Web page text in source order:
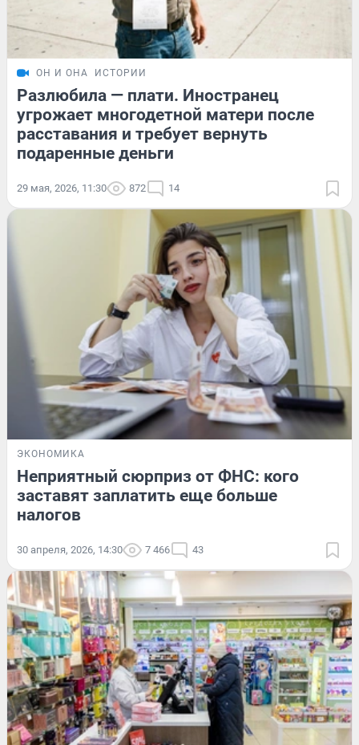
ОН И ОНА ИСТОРИИ
Разлюбила — плати. Иностранец
угрожает многодетной матери после
расставания и требует вернуть
подаренные деньги
29 мая, 2026, 11:30 872 14
ЭКОНОМИКА
Неприятный сюрприз от ФНС: кого
заставят заплатить еще больше
налогов
30 апреля, 2026, 14:30 7 466 43